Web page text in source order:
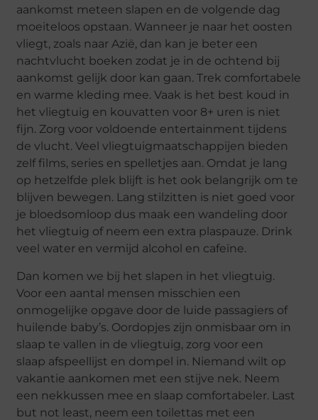
aankomst meteen slapen en de volgende dag
moeiteloos opstaan. Wanneer je naar het oosten
vliegt, zoals naarAzië, dan kan je beter een
nachtvlucht boeken zodat je in de ochtend bij
aankomst gelijk door kan gaan. Trek comfortabele
en warme kleding mee. Vaak is het best koud in
het vliegtuig en kouvatten voor 8+ uren is niet
fijn. Zorg voor voldoende entertainment tijdens
de vlucht. Veel vliegtuigmaatschappijen bieden
zelf films, series en spelletjes aan. Omdat je lang
op hetzelfde plek blijft is het ook belangrijk om te
blijven bewegen. Lang stilzitten is niet goed voor
je bloedsomloop dus maak een wandeling door
het vliegtuig of neem een extra plaspauze. Drink
veel water en vermijd alcohol en cafeïne.
Dan komen we bij het slapen in het vliegtuig.
Voor een aantal mensen misschien een
onmogelijke opgave door de luide passagiers of
huilende baby’s. Oordopjes zijn onmisbaar om in
slaap te vallen in de vliegtuig, zorg voor een
slaap afspeellijst en dompel in. Niemand wilt op
vakantie aankomen met een stijve nek. Neem
een nekkussen mee en slaap comfortabeler. Last
but not least, neem een toilettas met een